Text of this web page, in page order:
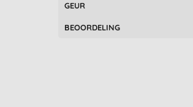
Sante (3)
Sukin (7)
GEUR
BEOORDELING